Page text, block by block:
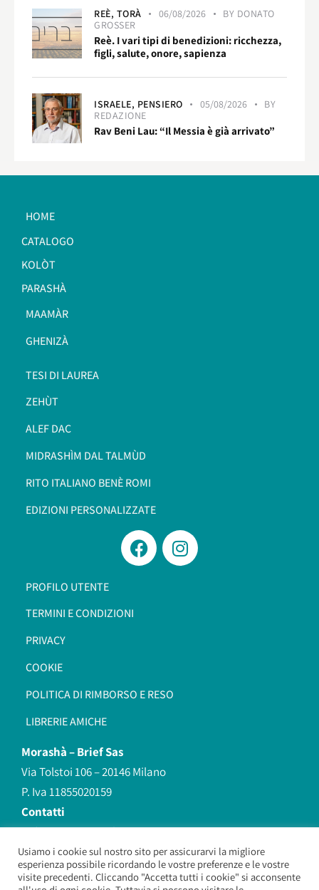
REÈ, TORÀ 06/08/2026 BY DONATO
GROSSER
Reè. I vari tipi di benedizioni: ricchezza,
figli, salute, onore, sapienza
ISRAELE, PENSIERO 05/08/2026
BY
REDAZIONE
Rav Beni Lau: “Il Messia è già arrivato”
HOME
CATALOGO
KOLÒT
PARASHÀ
MAAMÀR
GHENIZÀ
TESI DI LAUREA
ZEHÙT
ALEF DAC
MIDRASHÌM DAL TALMÙD
RITO ITALIANO BENÈ ROMI​
EDIZIONI PERSONALIZZATE
PROFILO UTENTE
TERMINI E CONDIZIONI
PRIVACY
COOKIE
POLITICA DI RIMBORSO E RESO
LIBRERIE AMICHE
Morashà –Brief Sas
Via Tolstoi 106 – 20146 Milano
P. Iva 11855020159
Contatti
redazione@morasha.it
339 8596707
(anche Whatsapp)
Usiamo i cookie sul nostro sito per assicurarvi la migliore
esperienza possibile ricordando le vostre preferenze e le vostre
visite precedenti. Cliccando "Accetta tutti i cookie" si acconsente